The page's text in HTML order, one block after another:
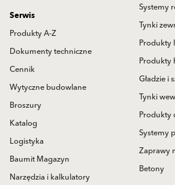
Systemy
Tynki
Produkty
Produkty
Gładzie i
Tynki
Produkty
Systemy
Zaprawy
Betony
Serwis
Produkty A-Z
Dokumenty techniczne
Cennik
Wytyczne budowlane
Broszury
Katalog
Logistyka
Baumit Magazyn
Narzędzia i kalkulatory